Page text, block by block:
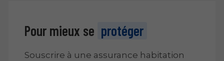
Pour mieux se protéger
Souscrire à une assurance habitation